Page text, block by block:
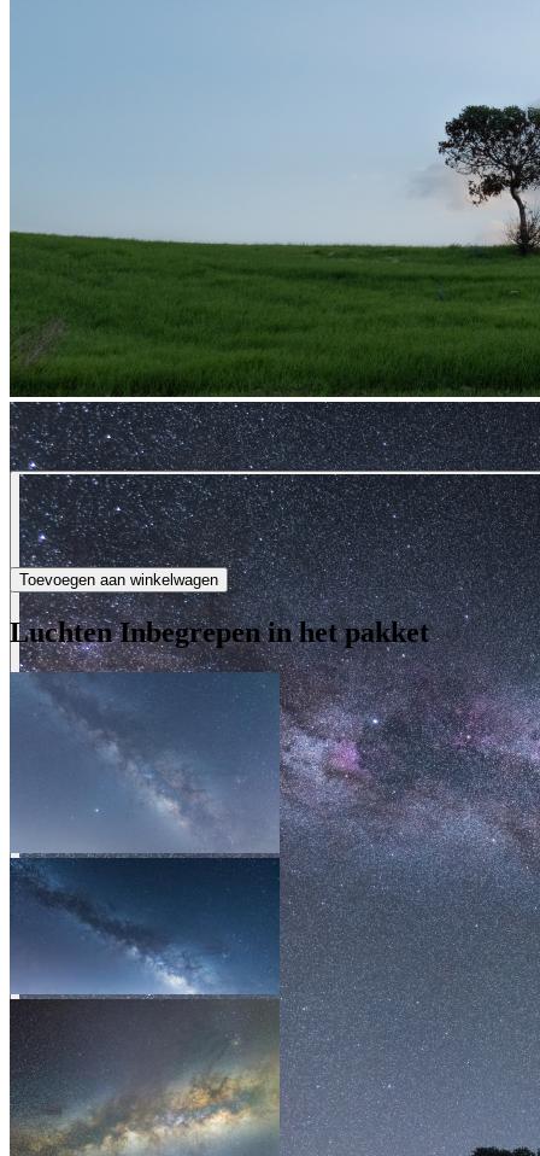
Toevoegen aan winkelwagen
Luchten Inbegrepen in het pakket